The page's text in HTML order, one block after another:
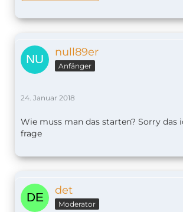
null89er
Anfänger
24. Januar 2018
Wie muss man das starten? Sorry das
frage
det
Moderator